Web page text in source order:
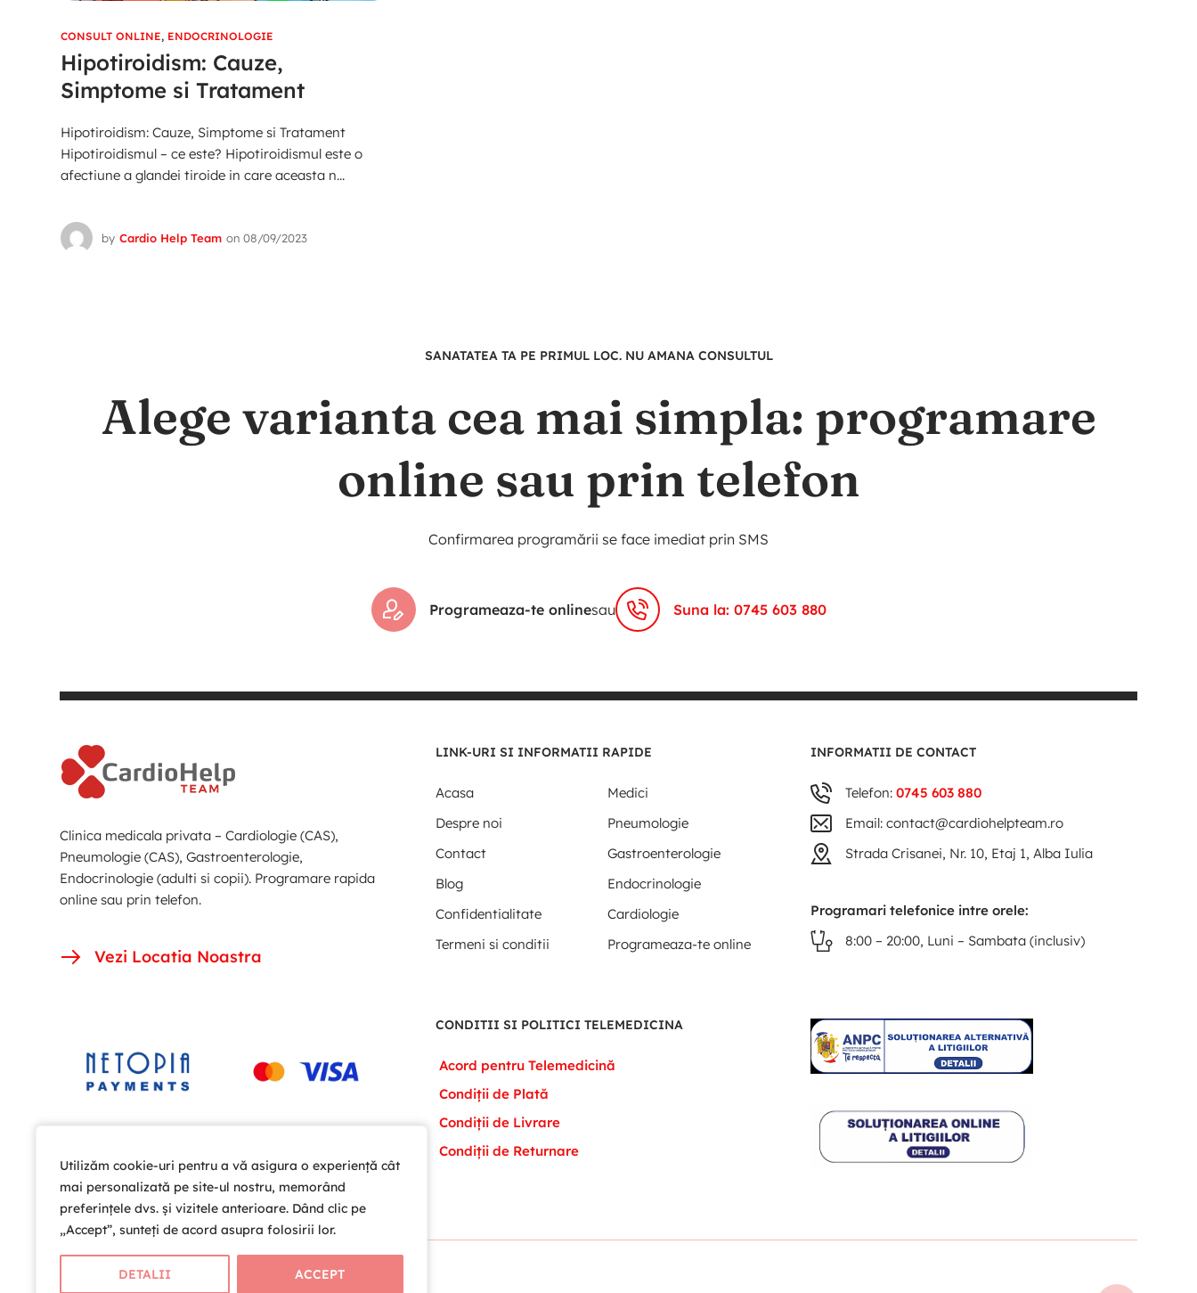
Utilizăm cookie-uri pentru a vă asigura o experiență cât
mai personalizată pe site-ul nostru, memorând
preferințele dvs. și vizitele anterioare. Dând clic pe
„Accept”, sunteți de acord asupra folosirii lor.
DETALII ACCEPT
Utilizăm cookie-uri pentru a vă asigura o experiență cât
mai personalizată pe site-ul nostru, memorând
preferințele dvs. și vizitele anterioare. Dând clic pe
„Accept”, sunteți de acord asupra folosirii lor.
DETALII ACCEPT
CONSULT ONLINE, ENDOCRINOLOGIE
Hipotiroidism: Cauze,
Simptome si Tratament
Hipotiroidism: Cauze, Simptome si Tratament
Hipotiroidismul – ce este? Hipotiroidismul este o
afectiune a glandei tiroide in care aceasta n...
by Cardio Help Team on 08/09/2023
SANATATEA TA PE PRIMUL LOC. NU AMANA CONSULTUL
Alege varianta cea mai simpla: programare
online sau prin telefon
Confirmarea programării se face imediat prin SMS
Programeaza-te onlinesau Suna la: 0745 603 880
Clinica medicala privata – Cardiologie (CAS),
Pneumologie (CAS), Gastroenterologie,
Endocrinologie (adulti si copii). Programare rapida
online sau prin telefon.
Vezi Locatia Noastra
LINK-URI SI INFORMATII RAPIDE
Acasa
Medici
Despre noi
Pneumologie
Contact
Gastroenterologie
Blog
Endocrinologie
Confidentialitate
Cardiologie
Termeni si conditii
Programeaza-te online
CONDITII SI POLITICI TELEMEDICINA
Acord pentru Telemedicină
Condiții de Plată
Condiții de Livrare
Condiții de Returnare
INFORMATII DE CONTACT
Telefon:0745 603 880
Email: contact@cardiohelpteam.ro
Strada Crisanei, Nr. 10, Etaj 1, Alba Iulia
Programari telefonice intre orele:
8:00 – 20:00, Luni – Sambata (inclusiv)